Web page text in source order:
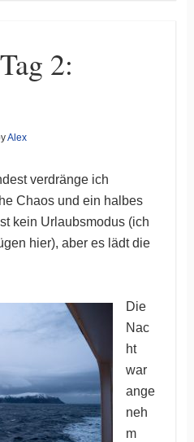
2:
Alex
verdränge ich
Chaos und ein halbes
kein Urlaubsmodus (ich
hier), aber es lädt die
Die
Nac
ht
war
ange
neh
m